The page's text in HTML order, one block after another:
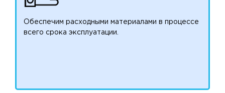
Обеспечим расходными материалами в процессе
всего срока эксплуатации.